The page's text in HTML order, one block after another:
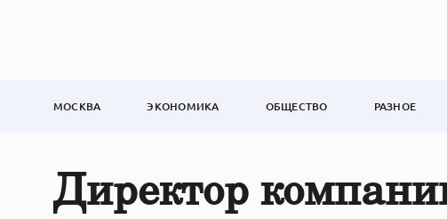
МОСКВА ЭКОНОМИКА ОБЩЕСТВО РАЗНОЕ
Директор